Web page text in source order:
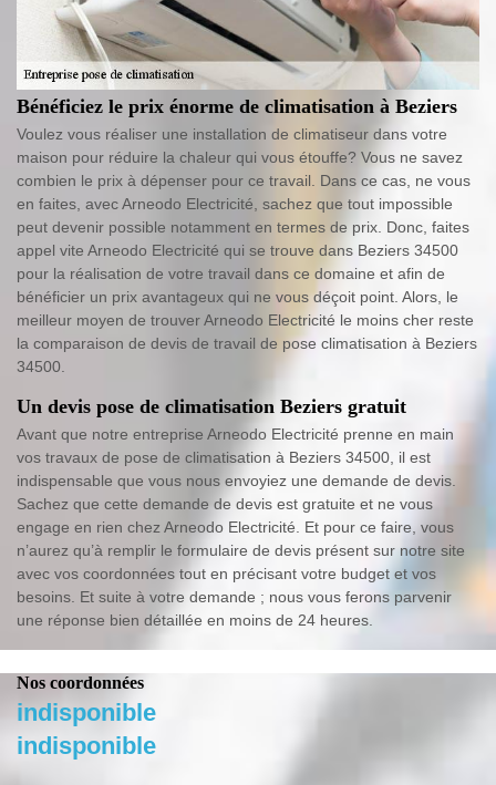
Bénéficiez le prix énorme de climatisation à Beziers
Voulez vous réaliser une installation de climatiseur dans votre
maison pour réduire la chaleur qui vous étouffe? Vous ne savez
combien le prix à dépenser pour ce travail. Dans ce cas, ne vous
en faites, avec Arneodo Electricité, sachez que tout impossible
peut devenir possible notamment en termes de prix. Donc, faites
appel vite Arneodo Electricité qui se trouve dans Beziers 34500
pour la réalisation de votre travail dans ce domaine et afin de
bénéficier un prix avantageux qui ne vous déçoit point. Alors, le
meilleur moyen de trouver Arneodo Electricité le moins cher reste
la comparaison de devis de travail de pose climatisation à Beziers
34500.
Un devis pose de climatisation Beziers gratuit
Avant que notre entreprise Arneodo Electricité prenne en main
vos travaux de pose de climatisation à Beziers 34500, il est
indispensable que vous nous envoyiez une demande de devis.
Sachez que cette demande de devis est gratuite et ne vous
engage en rien chez Arneodo Electricité. Et pour ce faire, vous
n’aurez qu’à remplir le formulaire de devis présent sur notre site
avec vos coordonnées tout en précisant votre budget et vos
besoins. Et suite à votre demande ; nous vous ferons parvenir
une réponse bien détaillée en moins de 24 heures.
Nos coordonnées
indisponible
indisponible